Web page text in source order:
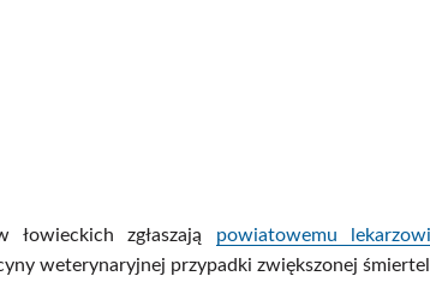
łowieckich zgłaszają powiatowemu
weterynaryjnej przypadki zwiększonej